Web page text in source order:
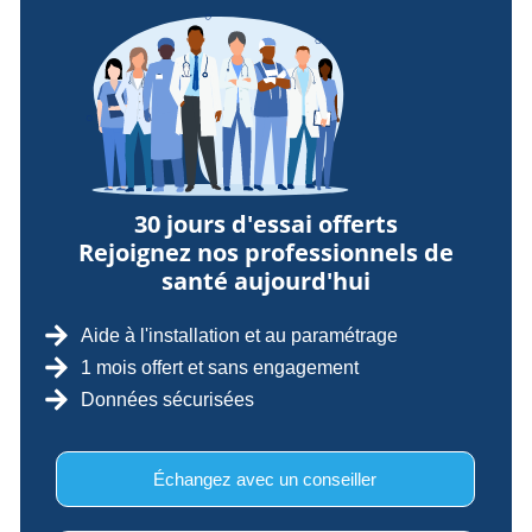
30 jours d'essai offerts
Rejoignez nos professionnels de
santé aujourd'hui
Aide à l'installation et au paramétrage
1 mois offert et sans engagement
Données sécurisées
Échangez avec un conseiller